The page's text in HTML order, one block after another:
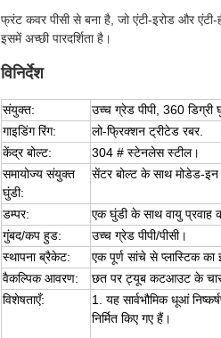
फ्रंट कवर पीसी से बना है, जो एंटी-इरोड और
इसमें अच्छी पारदर्शिता है।
विनिर्देश
संयुक्त:
उच्च ग्रेड पीपी, 360
गाइडिंग रिंग:
लो-फ्रिक्शन ट्रीटेड रबर.
केंद्र बोल्ट:
304 # स्टेनलेस स्टील।
समायोज्य संयुक्त
घुंडी:
सेंटर बोल्ट के साथ मोडेड-इन
डम्पर:
एक घुंडी के साथ वायु
गुंबद/कप हुड:
उच्च ग्रेड पीपी/पीसी।
स्थापना ब्रैकेट:
एक पूर्ण सांचे से प्लास्टिक
वैकल्पिक आवरण:
छत पर ट्यूब कटआउट के
विशेषताएँ:
1. यह सार्वभौमिक धूआं
निर्मित किए गए हैं।